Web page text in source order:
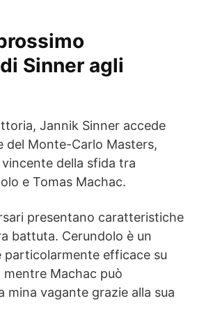
Sinner agli
Jannik Sinner accede
del Monte-Carlo Masters,
della sfida tra
e Tomas Machac.
presentano caratteristiche
battuta. Cerundolo è un
particolarmente efficace su
Machac può
mina vagante grazie alla sua